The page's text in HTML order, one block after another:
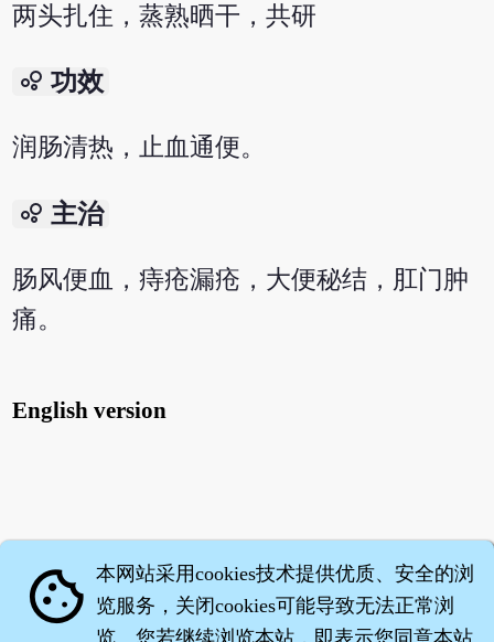
两头扎住，蒸熟晒干，共研
bubble_chart 功效
润肠清热，止血通便。
bubble_chart 主治
肠风便血，痔疮漏疮，大便秘结，肛门肿
痛。
English version
cookie 本网站采用cookies技术提供优质、安全的浏
览服务，关闭cookies可能导致无法正常浏
览。您若继续浏览本站，即表示您同意本站